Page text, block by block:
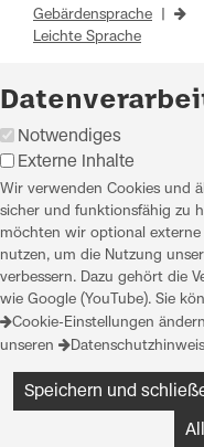
Gebärdensprache
Leichte Sprache
Notwendiges
Externe Inhalte
Wir verwenden Cookies und
sicher und funktionsfähig zu
möchten wir optional externe
nutzen, um die Nutzung
verbessern. Dazu gehört die
wie Google (YouTube). Sie
Cookie-Einstellungen
unseren
Speichern und